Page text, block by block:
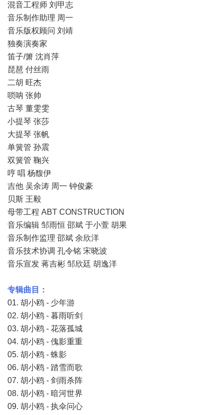
混音工程师 刘甲志
音乐制作助理 周一
音乐版权顾问 刘靖
独奏演奏家
笛子/箫 沈肖萍
琵琶 付丝雨
二胡 旺杰
唢呐 张帅
古琴 董雯雯
小提琴 张莎
大提琴 张帆
单簧管 孙震
双簧管 鞠兴
哼 唱 杨馥伊
吉他 吴余涛 周一 钟俊豪
贝斯 王毅
母带工程 ABT CONSTRUCTION
音乐编辑 邹雨恒 邵斌 于小萱 胡果
音乐制作监理 邵斌 余欣洋
音乐技术协调 孔令铭 宋晓波
音乐宣发 蒋吉彬 邹欣廷 胡逸洋
专辑曲目：
01. 胡小鸥 - 少年游
02. 胡小鸥 - 暮雨听剑
03. 胡小鸥 - 花落孤城
04. 胡小鸥 - 傀影重重
05. 胡小鸥 - 蛛影
06. 胡小鸥 - 踏雪而歌
07. 胡小鸥 - 剑雨杀阵
08. 胡小鸥 - 暗河世界
09. 胡小鸥 - 执伞问心